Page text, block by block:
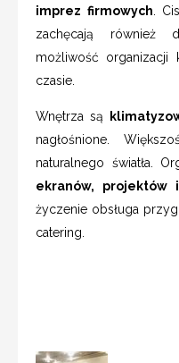
imprez firmowych .
zachęcają również
możliwość
czasie.
Wnętrza są
nagłośnione.
naturalnego światła.
ekranów, projektów
życzenie obsługa
catering.